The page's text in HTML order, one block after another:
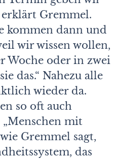
erklärt Gremmel.
kommen dann und
wir wissen wollen,
Woche oder in zwei
das.“ Nahezu alle
wieder da.
so oft auch
„Menschen mit
Gremmel sagt,
das